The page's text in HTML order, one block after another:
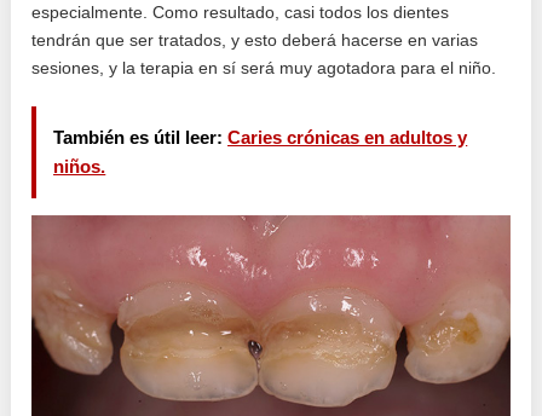
especialmente. Como resultado, casi todos los dientes
tendrán que ser tratados, y esto deberá hacerse en varias
sesiones, y la terapia en sí será muy agotadora para el niño.
También es útil leer:Caries crónicas en adultos y
niños.